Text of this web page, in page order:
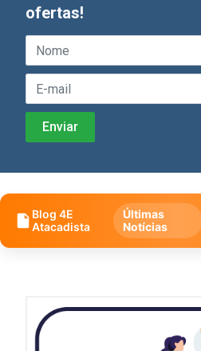
ofertas!
Blog 4E
Atacadista
Últimas
Notícias